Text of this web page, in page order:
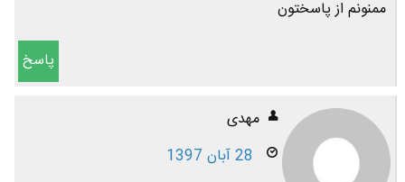
ممنونم از پاسختون
پاسخ
مهدی
28 آبان 1397